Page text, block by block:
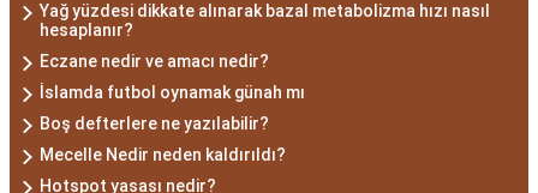
Yağ yüzdesi dikkate alınarak bazal metabolizma hızı nasıl
hesaplanır?
Eczane nedir ve amacı nedir?
İslamda futbol oynamak günah mı
Boş defterlere ne yazılabilir?
Mecelle Nedir neden kaldırıldı?
Hotspot yasası nedir?